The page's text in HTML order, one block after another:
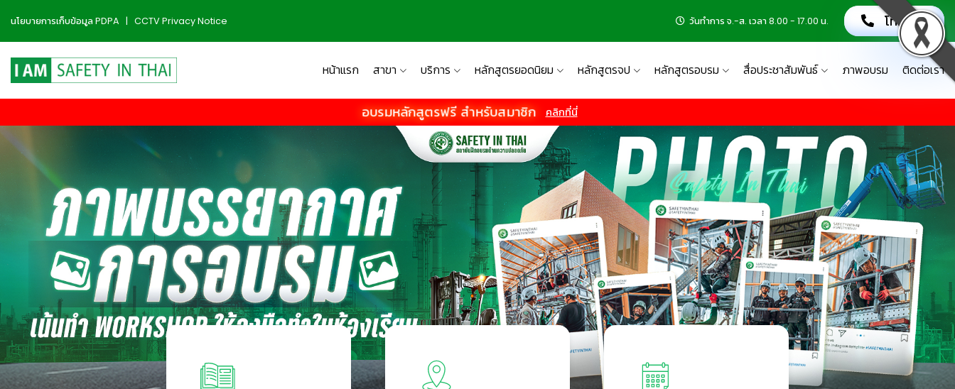
นโยบายการเก็บข้อมูล PDPA | CCTV Privacy Notice วันทำการ จ.-ส. เวลา 8.00 - 17.00 น. โทรเลย!
หน้าแรก สาขา บริการ หลักสูตรยอดนิยม หลักสูตรจป หลักสูตรอบรม สื่อประชาสัมพันธ์ ภาพอบรม ติดต่อเรา
อบรมหลักสูตรฟรี สำหรับสมาชิก คลิกที่นี่